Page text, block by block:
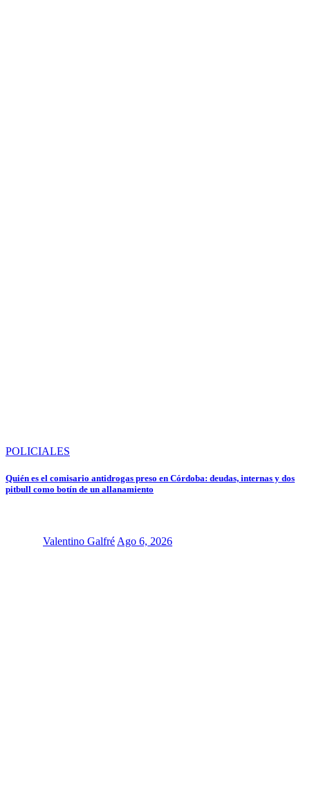
POLICIALES
Quién es el comisario antidrogas preso en Córdoba: deudas, internas y dos
pitbull como botín de un allanamiento
Valentino Galfré Ago 6, 2026